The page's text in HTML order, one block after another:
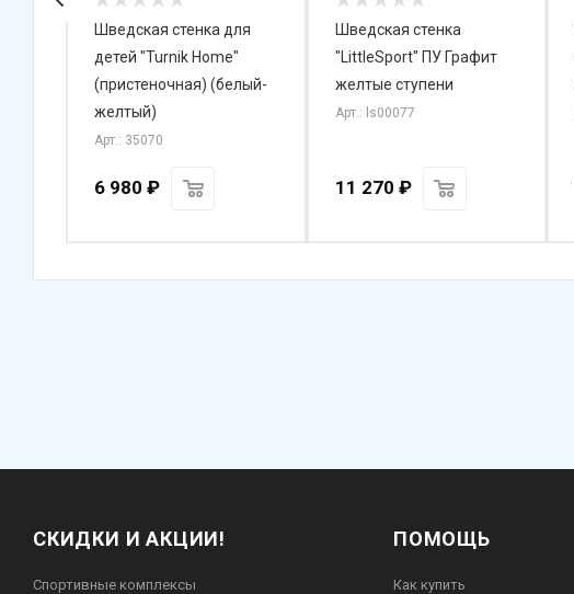
Шведская стенка для
детей "Turnik Home"
(пристеночная) (белый-
желтый)
Арт.: 35070
6 980 ₽
Шведская стенка
"LittleSport" ПУ Графит
желтые ступени
Арт.: ls00077
11 270 ₽
СКИДКИ И АКЦИИ!
Спортивные комплексы
ПОМОЩЬ
Как купить